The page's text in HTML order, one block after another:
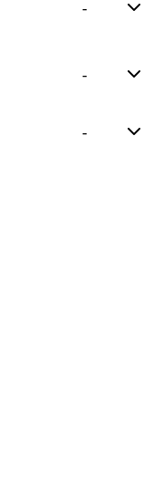
-
-
-